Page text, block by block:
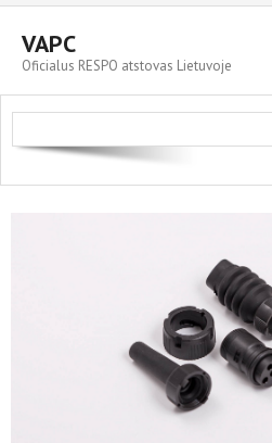
VAPC
Oficialus RESPO atstovas Lietuvoje
Parduodami automobiliai
RESPO priekabos